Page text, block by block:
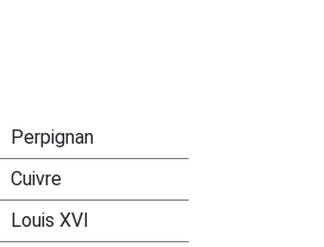
Perpignan
Cuivre
Louis XVI